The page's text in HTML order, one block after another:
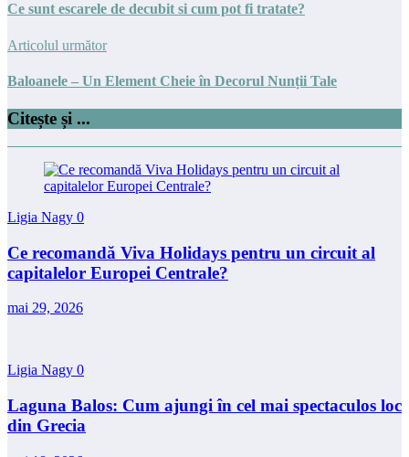
Ce sunt escarele de decubit si cum pot fi tratate?
Articolul următor
Baloanele – Un Element Cheie în Decorul Nunții Tale
Citește și ...
Ligia Nagy 0
Ce recomandă Viva Holidays pentru un circuit al
capitalelor Europei Centrale?
mai 29, 2026
Ligia Nagy 0
Laguna Balos: Cum ajungi în cel mai spectaculos loc
din Grecia